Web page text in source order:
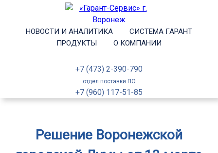
НОВОСТИ И АНАЛИТИКА
СИСТЕМА ГАРАНТ
ПРОДУКТЫ
О КОМПАНИИ
+7 (473) 2-390-790
отдел поставки ПО
+7 (960) 117-51-85
Решение Воронежской